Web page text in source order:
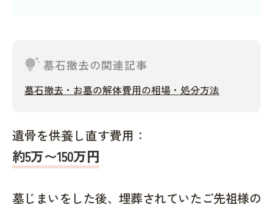
tips_and_updates墓石撤去の関連記事
墓石撤去・お墓の解体費用の相場・処分方法
遺骨を供養し直す費用：
約5万〜150万円
墓じまいをした後、埋葬されていたご先祖様の